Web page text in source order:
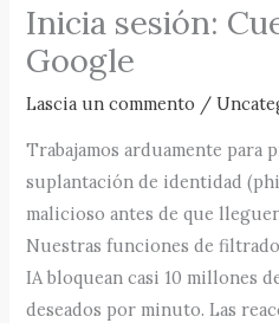
Inicia sesión:
Google
Lascia un commento /
Trabajamos arduamente para
suplantación de identidad
malicioso antes de que
Nuestras funciones de
IA bloquean casi 10 millones
deseados por minuto. Las